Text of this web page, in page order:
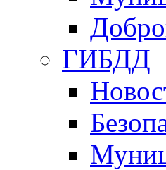
ГИБДД